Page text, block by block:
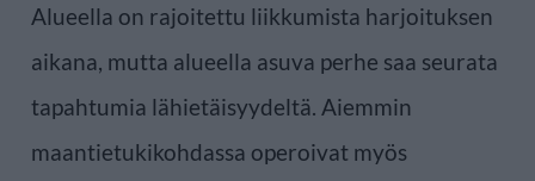
Alueella on rajoitettu liikkumista harjoituksen
aikana, mutta alueella asuva perhe saa seurata
tapahtumia lähietäisyydeltä. Aiemmin
maantietukikohdassa operoivat myös